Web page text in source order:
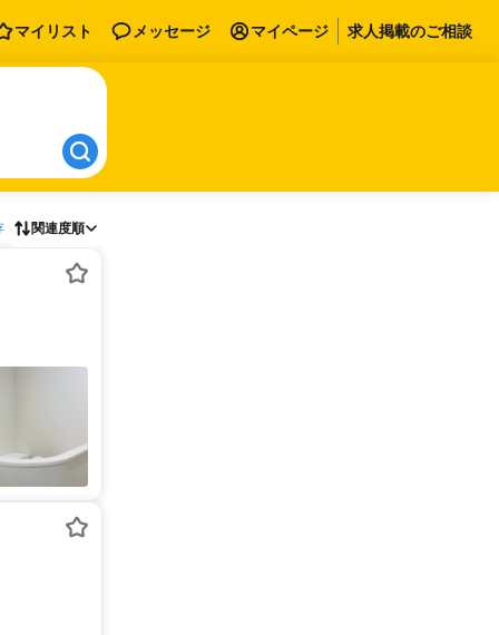
マイリスト メッセージ マイページ 求人掲載のご相談
関連度順